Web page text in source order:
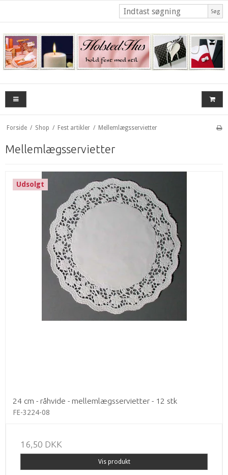
Søg
Forside / Shop / Fest artikler / Mellemlægsservietter
Mellemlægsservietter
Udsolgt
24 cm - råhvide - mellemlægsservietter - 12 stk
FE-3224-08
16,50 DKK
Vis produkt